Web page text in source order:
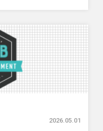
2026.05.01